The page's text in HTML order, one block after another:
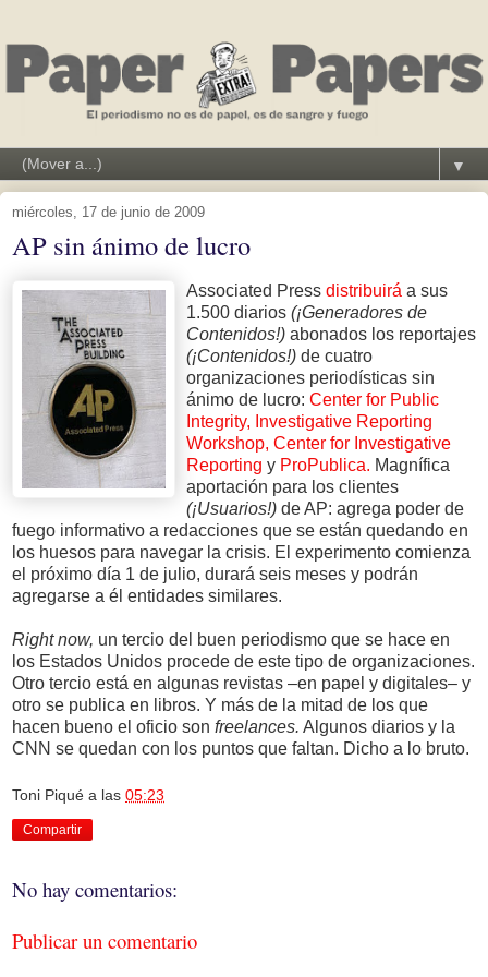
▼
miércoles, 17 de junio de 2009
AP sin ánimo de lucro
Associated Press distribuirá a sus
1.500 diarios (¡Generadores de
Contenidos!) abonados los reportajes
(¡Contenidos!) de cuatro
organizaciones periodísticas sin
ánimo de lucro: Center for Public
Integrity, Investigative Reporting
Workshop, Center for Investigative
Reporting y ProPublica. Magnífica
aportación para los clientes
(¡Usuarios!) de AP: agrega poder de
fuego informativo a redacciones que se están quedando en
los huesos para navegar la crisis. El experimento comienza
el próximo día 1 de julio, durará seis meses y podrán
agregarse a él entidades similares.
Right now, un tercio del buen periodismo que se hace en
los Estados Unidos procede de este tipo de organizaciones.
Otro tercio está en algunas revistas –en papel y digitales– y
otro se publica en libros. Y más de la mitad de los que
hacen bueno el oficio son freelances. Algunos diarios y la
CNN se quedan con los puntos que faltan. Dicho a lo bruto.
Toni Piqué a las 05:23
Compartir
No hay comentarios:
Publicar un comentario